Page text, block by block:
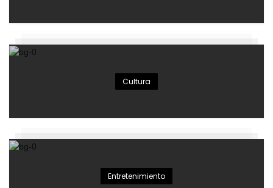
Cultura
Entretenimiento